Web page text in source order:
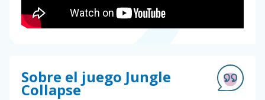
Sobre el juego Jungle
Collapse